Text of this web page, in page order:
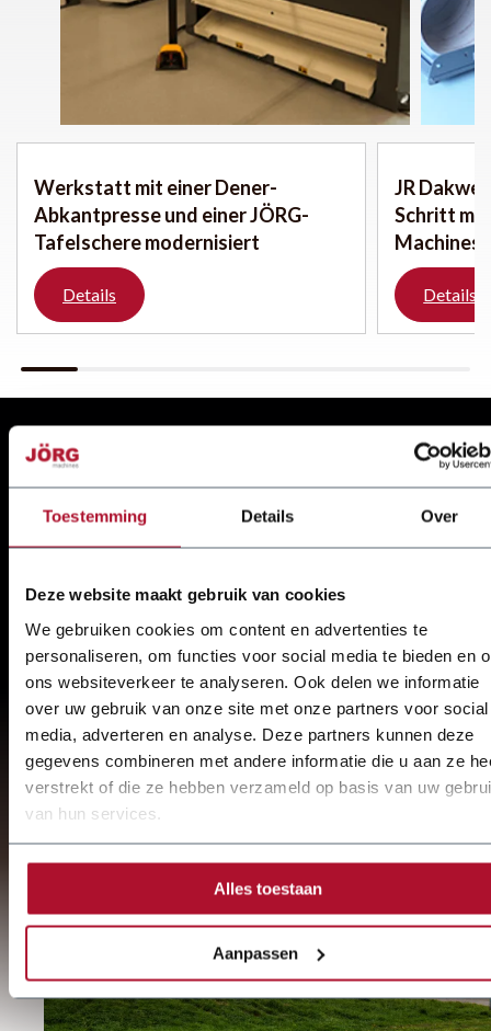
Toestemming Details Over
Deze website maakt gebruik van cookies
We gebruiken cookies om content en advertenties te
personaliseren, om functies voor social media te bieden en
ons websiteverkeer te analyseren. Ook delen we informatie
over uw gebruik van onze site met onze partners voor social
media, adverteren en analyse. Deze partners kunnen deze
gegevens combineren met andere informatie die u aan ze
verstrekt of die ze hebben verzameld op basis van uw
van hun services.
Alles toestaan
Aanpassen
Werkstatt mit einer Dener-
Abkantpresse und einer JÖRG-
Tafelschere modernisiert
Details
JR
Schritt mit
Machines
Details
Hersteller und Importeur von
zuverlässigen
Blechbearbeitungsmaschinen seit
über 85 Jahren
Spezialist für Blechbearbeitung
Schneller Service und Reparatur durch Techniker
von
JÖRG steht für Engineering und Realisation.
Mehr überJÖRG